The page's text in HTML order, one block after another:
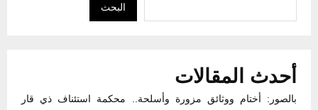
البحث
أحدث المقالات
بالصور: أختام ووثائق مزورة وأسلحة.. محكمة استئناف ذي قار